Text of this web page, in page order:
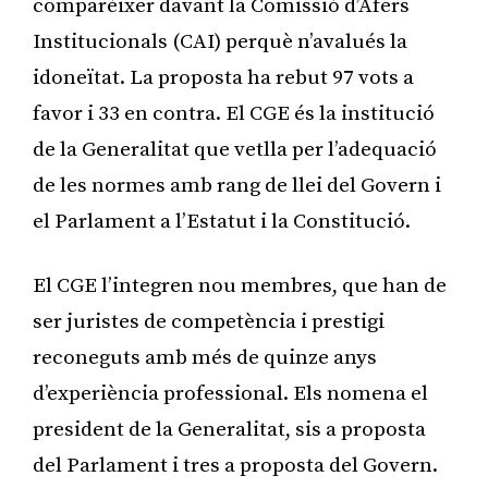
comparèixer davant la Comissió d’Afers
Institucionals (CAI) perquè n’avalués la
idoneïtat. La proposta ha rebut 97 vots a
favor i 33 en contra. El CGE és la institució
de la Generalitat que vetlla per l’adequació
de les normes amb rang de llei del Govern i
el Parlament a l’Estatut i la Constitució.
El CGE l’integren nou membres, que han de
ser juristes de competència i prestigi
reconeguts amb més de quinze anys
d’experiència professional. Els nomena el
president de la Generalitat, sis a proposta
del Parlament i tres a proposta del Govern.